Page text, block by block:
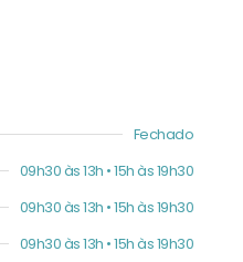
Fechado
09h30 às 13h • 15h às 19h30
09h30 às 13h • 15h às 19h30
09h30 às 13h • 15h às 19h30